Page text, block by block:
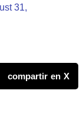
31,
compartir en X